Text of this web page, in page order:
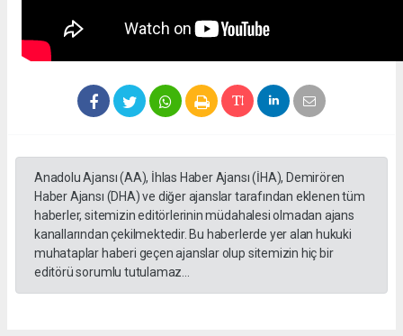
Anadolu Ajansı (AA), İhlas Haber Ajansı (İHA), Demirören
Haber Ajansı (DHA) ve diğer ajanslar tarafından eklenen tüm
haberler, sitemizin editörlerinin müdahalesi olmadan ajans
kanallarından çekilmektedir. Bu haberlerde yer alan hukuki
muhataplar haberi geçen ajanslar olup sitemizin hiç bir
editörü sorumlu tutulamaz...